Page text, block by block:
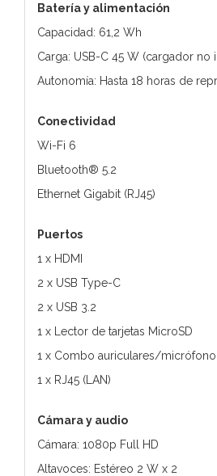
Batería y alimentación
Capacidad: 61,2 Wh
Carga: USB-C 45 W (cargador no
Autonomía: Hasta 18 horas de
Conectividad
Wi-Fi 6
Bluetooth® 5.2
Ethernet Gigabit (RJ45)
Puertos
1 x HDMI
2 x USB Type-C
2 x USB 3.2
1 x Lector de tarjetas MicroSD
1 x Combo auriculares/micrófono
1 x RJ45 (LAN)
Cámara y audio
Cámara: 1080p Full HD
Altavoces: Estéreo 2 W x 2